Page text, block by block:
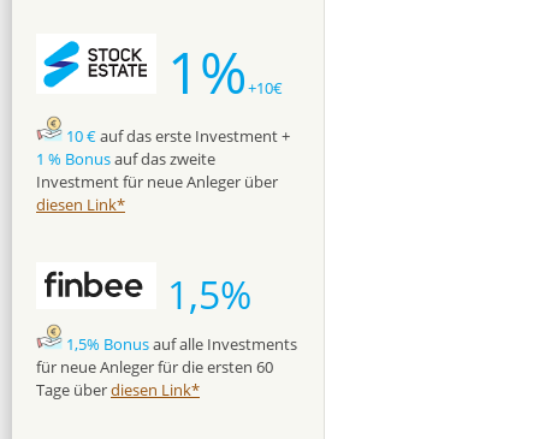
1%+10€
10 €auf das erste Investment +
1 % Bonusauf das zweite
Investment für neue Anleger über
diesen Link*
1,5%
1,5% Bonusauf alle Investments
für neue Anleger für die ersten 60
Tage überdiesen Link*